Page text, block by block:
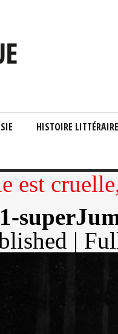
HISTOIRE LITTÉRAIRE
est
|